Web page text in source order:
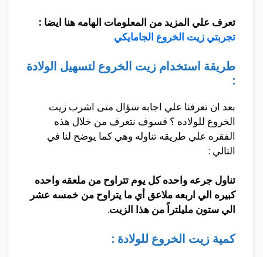
تعرف علي المزيد من المعلومات الهامه هنا ايضا :
تجربتي زيت الخروع الجامايكي
طريقة استخدام زيت الخروع لتسهيل الولادة
:
بعد ان تعرفنا علي اجابه سؤال متى اشرب زيت
الخروع للولاده ؟ فسوف نتعرف من خلال هذه
الفقره علي طريقه تناوله وهي كما يوضح لنا في
التالي :
تناول جرعه واحده كل يوم تتراوح من ملعقه واحده
كبيره الي اربعه ملاعق أي ما يتراوح من خمسه عشر
الي ستون مليلتراً من هذا الزيت.
كمية زيت الخروع للولادة :